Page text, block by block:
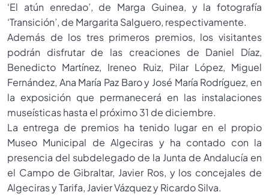
‘El atún enredao’, de Marga Guinea, y la fotografía
‘Transición’, de Margarita Salguero, respectivamente.
Además de los tres primeros premios, los visitantes
podrán disfrutar de las creaciones de Daniel Díaz,
Benedicto Martínez, Ireneo Ruiz, Pilar López, Miguel
Fernández, Ana María Paz Baro y José María Rodríguez, en
la exposición que permanecerá en las instalaciones
museísticas hasta el próximo 31 de diciembre.
La entrega de premios ha tenido lugar en el propio
Museo Municipal de Algeciras y ha contado con la
presencia del subdelegado de la Junta de Andalucía en
el Campo de Gibraltar, Javier Ros, y los concejales de
Algeciras y Tarifa, Javier Vázquez y Ricardo Silva.